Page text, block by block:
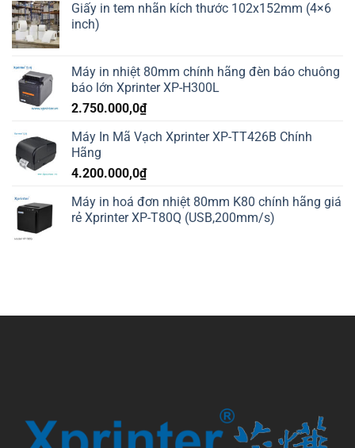
Giấy in tem nhãn kích thước 102x152mm (4×6
inch)
Máy in nhiệt 80mm chính hãng đèn báo chuông
báo lớn Xprinter XP-H300L
2.750.000,0₫
Máy In Mã Vạch Xprinter XP-TT426B Chính
Hãng
4.200.000,0₫
Máy in hoá đơn nhiệt 80mm K80 chính hãng giá
rẻ Xprinter XP-T80Q (USB,200mm/s)